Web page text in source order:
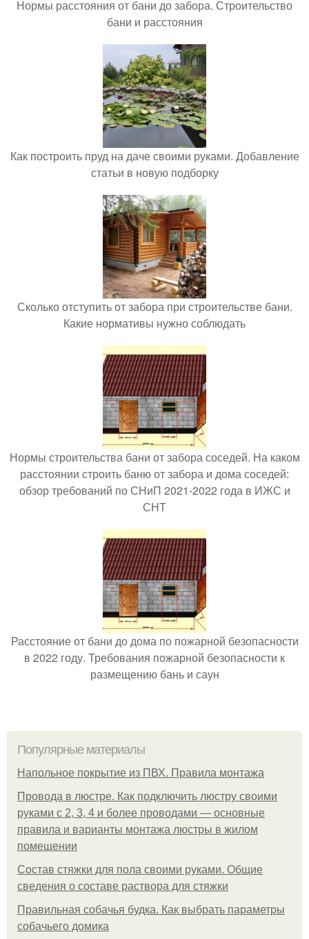
Нормы расстояния от бани до забора. Строительство
бани и расстояния
Как построить пруд на даче своими руками. Добавление
статьи в новую подборку
Сколько отступить от забора при строительстве бани.
Какие нормативы нужно соблюдать
Нормы строительства бани от забора соседей. На каком
расстоянии строить баню от забора и дома соседей:
обзор требований по СНиП 2021-2022 года в ИЖС и
СНТ
Расстояние от бани до дома по пожарной безопасности
в 2022 году. Требования пожарной безопасности к
размещению бань и саун
Популярные материалы
Напольное покрытие из ПВХ. Правила монтажа
Провода в люстре. Как подключить люстру своими
руками с 2, 3, 4 и более проводами — основные
правила и варианты монтажа люстры в жилом
помещении
Состав стяжки для пола своими руками. Общие
сведения о составе раствора для стяжки
Правильная собачья будка. Как выбрать параметры
собачьего домика